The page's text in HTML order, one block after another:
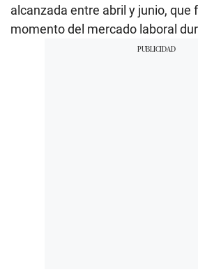
alcanzada entre abril y junio, que
momento del mercado laboral